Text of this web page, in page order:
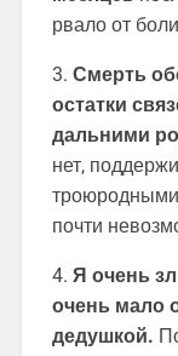
рвало от
3. Смерть
остатки
дальними
нет,
троюродными
почти
4. Я очень
очень мало
дедушкой.